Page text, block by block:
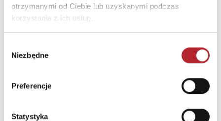
otrzymanymi od Ciebie lub uzyskanymi podczas
korzystania z ich usług.
zgody
Niezbędne
Preferencje
Statystyka
Brak danych